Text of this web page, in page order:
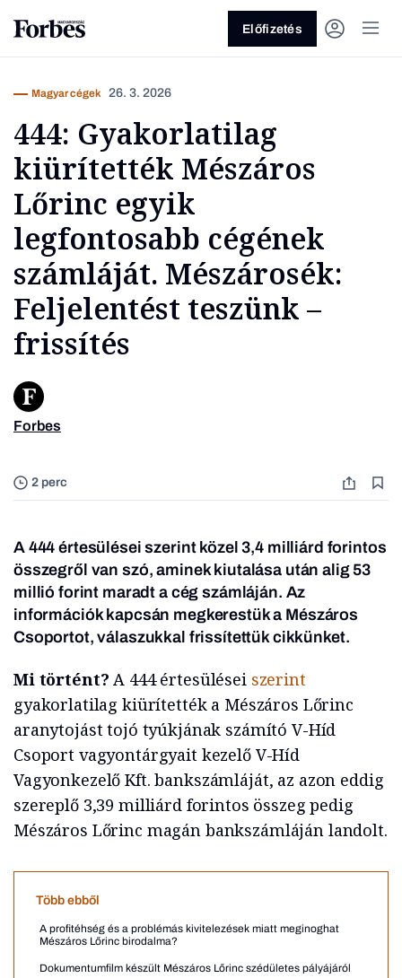
Vagy fedezze fel a következő
témákat
Üzlet Pénz Legyél jobb!
Előfizetés
2 perc
Magyar cégek 26. 3. 2026
444: Gyakorlatilag
kiürítették Mészáros
Lőrinc egyik
legfontosabb cégének
számláját. Mészárosék:
Feljelentést teszünk –
frissítés
Forbes
A 444 értesülései szerint közel 3,4 milliárd forintos
összegről van szó, aminek kiutalása után alig 53
millió forint maradt a cég számláján. Az
információk kapcsán megkerestük a Mészáros
Csoportot, válaszukkal frissítettük cikkünket.
Mi történt?A 444 értesülései szerint
gyakorlatilag kiürítették a Mészáros Lőrinc
aranytojást tojó tyúkjának számító V-Híd
Csoport vagyontárgyait kezelő V-Híd
Vagyonkezelő Kft. bankszámláját, az azon eddig
szereplő 3,39 milliárd forintos összeg pedig
Mészáros Lőrinc magán bankszámláján landolt.
Több ebből
A profitéhség és a problémás kivitelezések miatt meginoghat
Mészáros Lőrinc birodalma?
Dokumentumfilm készült Mészáros Lőrinc szédületes pályájáról